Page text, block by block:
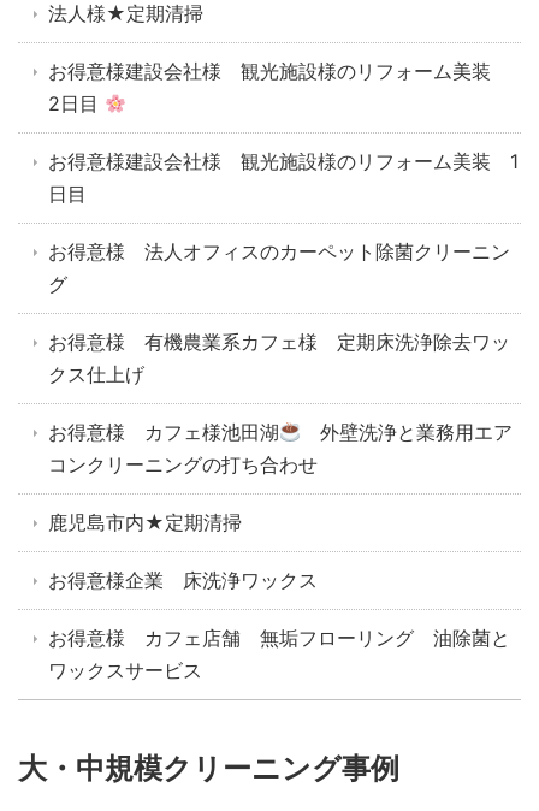
法人様★定期清掃
お得意様建設会社様 観光施設様のリフォーム美装
2日目
お得意様建設会社様 観光施設様のリフォーム美装 1
日目
お得意様 法人オフィスのカーペット除菌クリーニン
グ
お得意様 有機農業系カフェ様 定期床洗浄除去ワッ
クス仕上げ
お得意様 カフェ様池田湖
外壁洗浄と業務用エア
コンクリーニングの打ち合わせ
鹿児島市内★定期清掃
お得意様企業 床洗浄ワックス
お得意様 カフェ店舗 無垢フローリング 油除菌と
ワックスサービス
大・中規模クリーニング事例